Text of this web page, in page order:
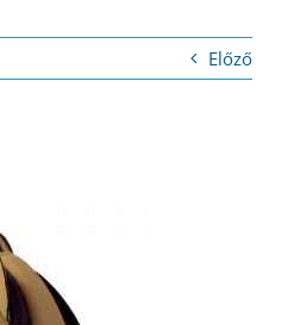
Előző